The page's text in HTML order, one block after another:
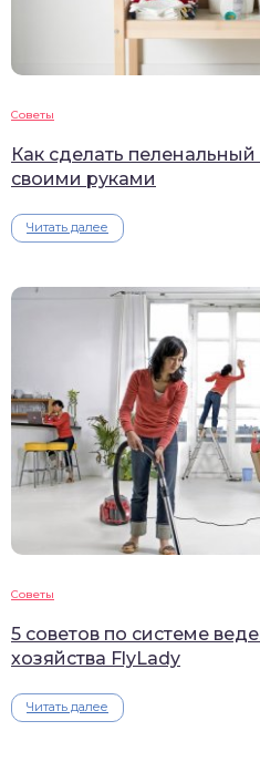
Советы
Как сделать пеленальный
своими руками
Читать далее
Советы
5 советов по системе
хозяйства FlyLady
Читать далее